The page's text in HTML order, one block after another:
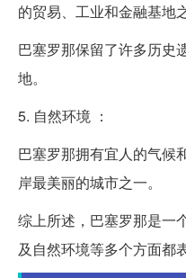
的贸易、工业和金融基地
巴塞罗那保留了许多历史
地。
5. 自然环境 ：
巴塞罗那拥有宜人的气候
岸最美丽的城市之一。
综上所述，巴塞罗那是一
及自然环境等多个方面都